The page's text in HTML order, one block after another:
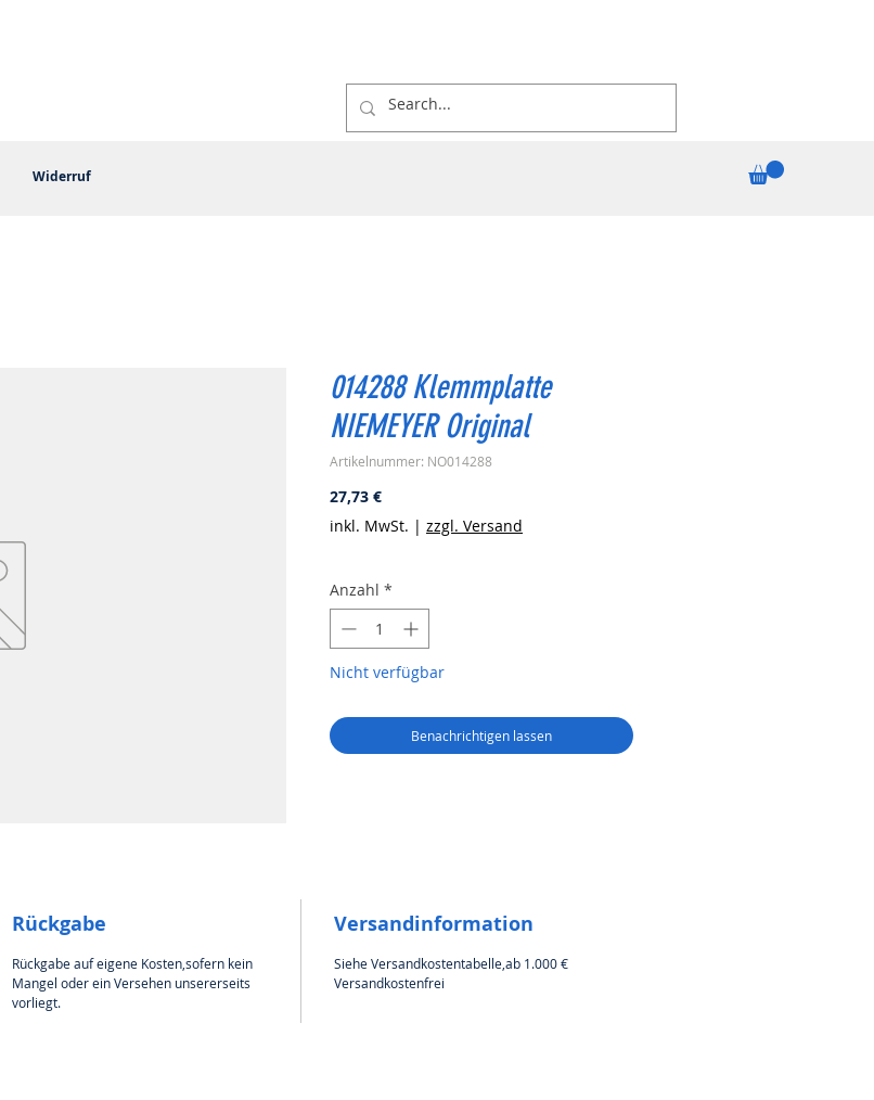
Widerruf
014288 Klemmplatte
NIEMEYER Original
Artikelnummer: NO014288
27,73 €Preis
inkl. MwSt. | zzgl. Versand
Anzahl *
Nicht verfügbar
Benachrichtigen lassen
Rückgabe
Rückgabe auf eigene Kosten,sofern kein
Mangel oder ein Versehen unsererseits
vorliegt.
Versandinformation
Siehe Versandkostentabelle,ab 1.000 €
Versandkostenfrei